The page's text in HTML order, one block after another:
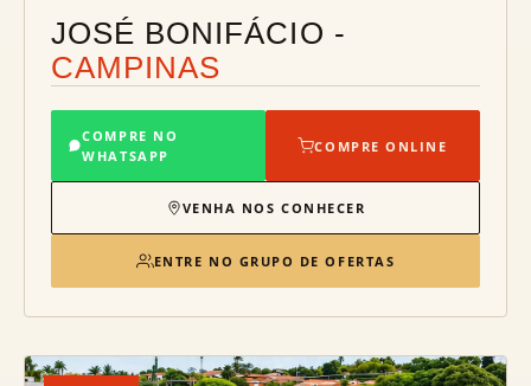
JOSÉ BONIFÁCIO -
CAMPINAS
COMPRE NO
WHATSAPP
COMPRE ONLINE
VENHA NOS CONHECER
ENTRE NO GRUPO DE OFERTAS